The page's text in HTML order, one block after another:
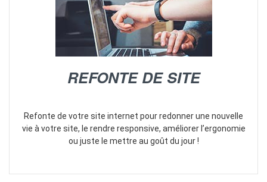
REFONTE DE SITE
Refonte de votre site internet pour redonner une nouvelle
vie à votre site, le rendre responsive, améliorer l’ergonomie
ou juste le mettre au goût du jour !